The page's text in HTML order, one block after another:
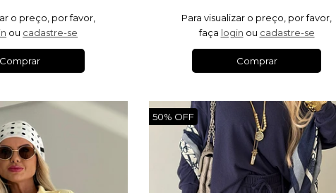
o preço, por favor,
ou cadastre-se
Comprar
Para visualizar o preço, por favor,
faça login ou cadastre-se
Comprar
50% OFF